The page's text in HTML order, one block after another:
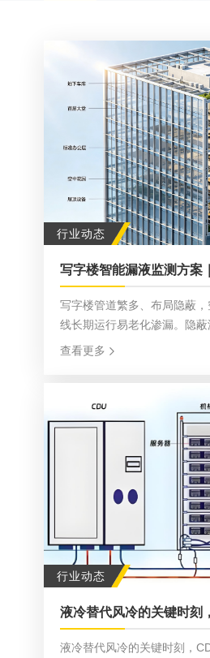
行业动态
写字楼智能漏液监测方案｜精
写字楼管道繁多、布局隐蔽
线长期运行易老化渗漏。隐蔽
短路、吊顶破损、租户纠纷
监测方案，是写字楼物业提质
查看更多
行业动态
液冷替代风冷的关键时刻，CDU
液冷替代风冷的关键时刻，